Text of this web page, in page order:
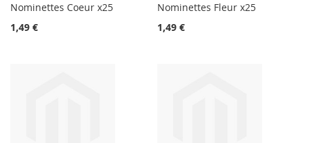
Nominettes Coeur x25
1,49 €
Nominettes Fleur x25
1,49 €